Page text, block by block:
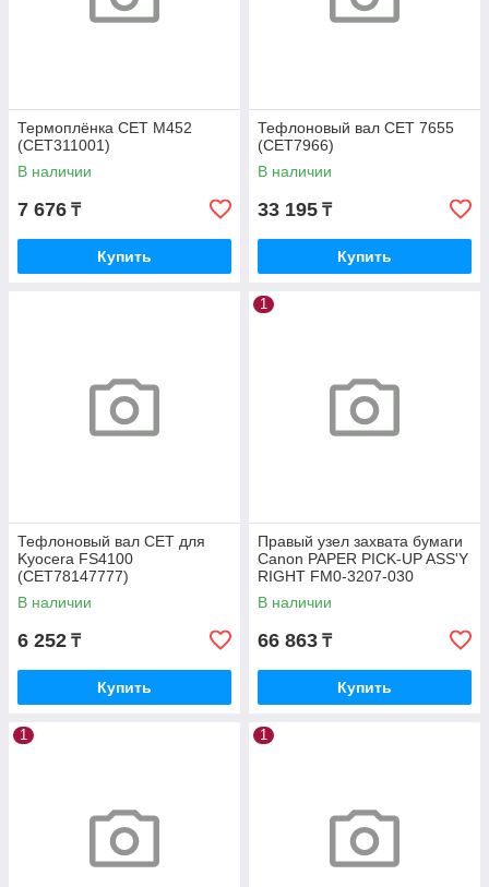
Термоплёнка CET M452
(CET311001)
В наличии
7 676 ₸
Купить
Тефлоновый вал CET 7655
(CET7966)
В наличии
33 195 ₸
Купить
Тефлоновый вал CET для
Kyocera FS4100
(CET78147777)
В наличии
6 252 ₸
Купить
1
Правый узел захвата бумаги
Canon PAPER PICK-UP ASS'Y
RIGHT FM0-3207-030
В наличии
66 863 ₸
Купить
1 1